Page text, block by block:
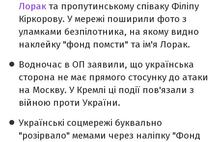
Лорак та пропутинському співаку Філіпу
Кіркорову. У мережі поширили фото з
уламками безпілотника, на якому видно
наклейку "фонд помсти" та ім'я Лорак.
Водночас в ОП заявили, що українська
сторона не має прямого стосунку до атаки
на Москву. У Кремлі ці події пов'язали з
війною проти України.
Українські соцмережі буквально
"розірвало" мемами через наліпку "Фонд